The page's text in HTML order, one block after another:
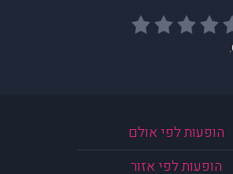
הופעות לפי אולם
הופעות לפי אזור